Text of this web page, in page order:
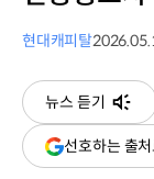
현대캐피탈
뉴스 듣기
선호하는 출